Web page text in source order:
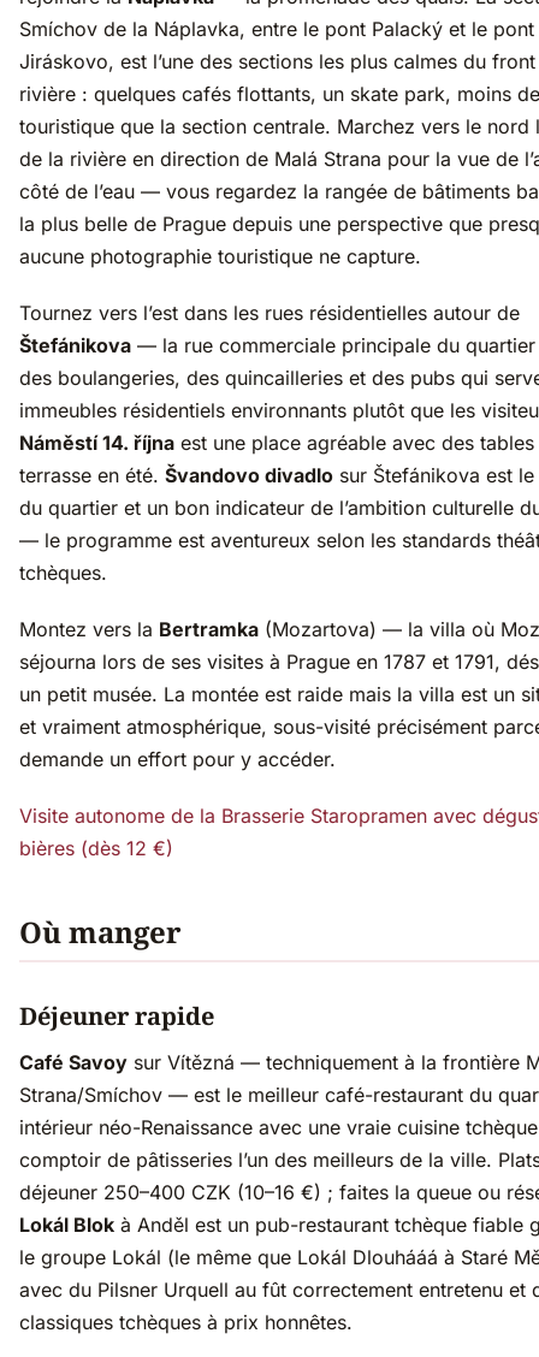
Smíchov de la Náplavka, entre le pont Palacký et le pont
Jiráskovo, est l’une des sections les plus calmes du
rivière : quelques cafés flottants, un skate park, moins
touristique que la section centrale. Marchez vers le nord
de la rivière en direction de Malá Strana pour la vue de
côté de l’eau — vous regardez la rangée de bâtiments
la plus belle de Prague depuis une perspective que
aucune photographie touristique ne capture.
Tournez vers l’est dans les rues résidentielles autour de
Štefánikova — la rue commerciale principale du
des boulangeries, des quincailleries et des pubs qui
immeubles résidentiels environnants plutôt que les
Náměstí 14. října est une place agréable avec des tables
terrasse en été. Švandovo divadlo sur Štefánikova est
du quartier et un bon indicateur de l’ambition culturelle
— le programme est aventureux selon les standards
tchèques.
Montez vers la Bertramka (Mozartova) — la villa où
séjourna lors de ses visites à Prague en 1787 et 1791,
un petit musée. La montée est raide mais la villa est un
et vraiment atmosphérique, sous-visité précisément
demande un effort pour y accéder.
Visite autonome de la Brasserie Staropramen avec
bières (dès 12 €)
Où manger
Déjeuner rapide
Café Savoy sur Vítězná — techniquement à la frontière
Strana/Smíchov — est le meilleur café-restaurant du
intérieur néo-Renaissance avec une vraie cuisine
comptoir de pâtisseries l’un des meilleurs de la ville.
déjeuner 250–400 CZK (10–16 €) ; faites la queue ou
Lokál Blok à Anděl est un pub-restaurant tchèque fiable
le groupe Lokál (le même que Lokál Dlouhááá à Staré
avec du Pilsner Urquell au fût correctement entretenu et
classiques tchèques à prix honnêtes.